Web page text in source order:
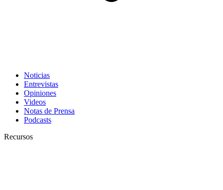
Noticias
Entrevistas
Opiniones
Videos
Notas de Prensa
Podcasts
Recursos